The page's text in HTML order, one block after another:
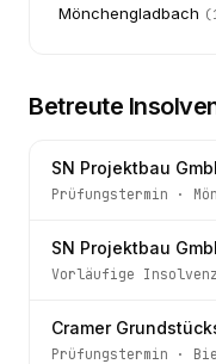
Mönchengladbach (
Betreute
SN Projektbau
Prüfungstermin ·
SN Projektbau
Vorläufige
Prüfungstermin ·